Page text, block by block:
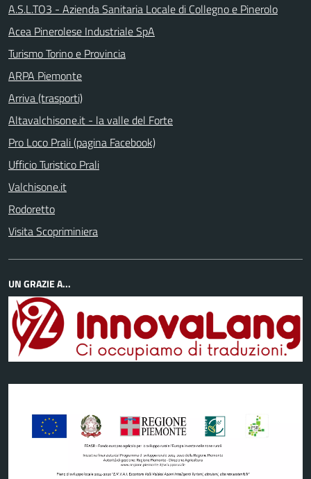
A.S.L.TO3 - Azienda Sanitaria Locale di Collegno e Pinerolo
Acea Pinerolese Industriale SpA
Turismo Torino e Provincia
ARPA Piemonte
Arriva (trasporti)
Altavalchisone.it - la valle del Forte
Pro Loco Prali (pagina Facebook)
Ufficio Turistico Prali
Valchisone.it
Rodoretto
Visita Scopriminiera
UN GRAZIE A...